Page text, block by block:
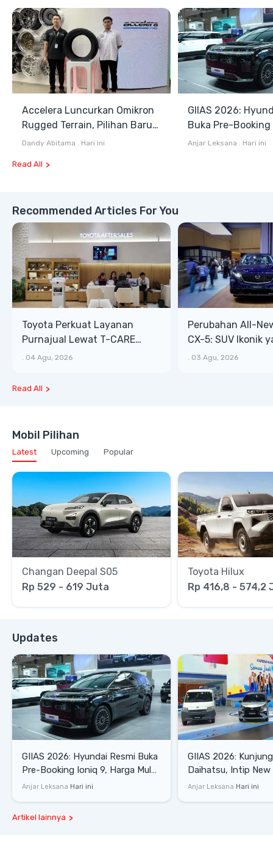
Accelera Luncurkan Omikron
Rugged Terrain, Pilihan Baru
Antara All Terrain dan Mud
Dandy Abitama . Hari ini
GIIAS 2026:
Buka Pre-Booking
Harga Mulai
Anjar Leksana . Hari ini
Read All
Recommended Articles For You
Toyota Perkuat Layanan
Purnajual Lewat T-CARE
XTRA, Manfaat Lebih Besar
. 04 Agu, 2026
Perubahan All-
CX-5: SUV Ikonik
Bongsor, Mewah,
. 03 Agu, 2026
Read All
Mobil Pilihan
Latest Upcoming Popular
Changan Deepal S05
Rp 529 - 619 Juta
Toyota Hilux
Rp 416,8 - 574,2
Updates
GIIAS 2026: Hyundai Resmi Buka
Pre-Booking Ioniq 9, Harga Mulai
Rp1,49 Miliar
Anjar Leksana Hari ini
GIIAS 2026:
Daihatsu, Intip New
SE hingga Gran
Anjar Leksana Hari ini
Artikel lainnya